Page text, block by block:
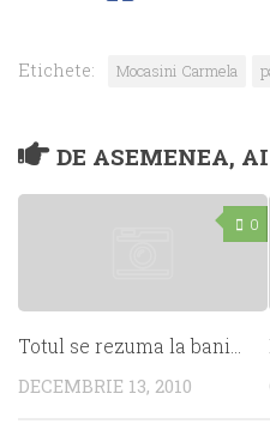
Etichete: Mocasini Carmela
DE ASEMENEA,
0
Totul se rezuma la bani…
DECEMBRIE 13, 2010